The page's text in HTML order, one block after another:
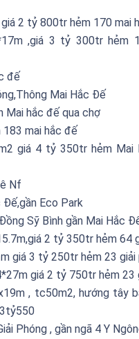
2 tỷ 800tr hẻm 170 mai
,giá 3 tỷ 300tr hẻm
đế
Mai Hắc Đế
Mai hắc đế qua chợ
mai hắc đế
giá 4 tỷ 350tr hẻm Mai
Nf
Eco Park
Sỹ Bình gần Mai Hắc
2 tỷ 350tr hẻm 64
giá 3 tỷ 250tr hẻm 23 giải
giá 2 tỷ 750tr hẻm 23
, tc50m2, hướng tây
Phóng , gần ngã 4 Y